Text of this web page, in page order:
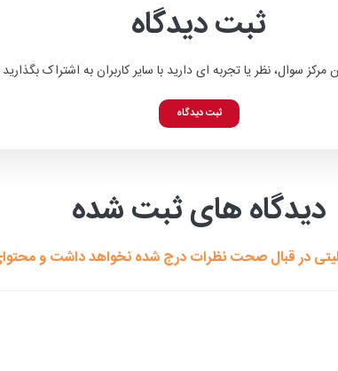
ثبت دیدگاه
مرکز سوال، نظر یا تجربه ای دارید با سایر کاربران به اشتراک بگذارید
ثبت دیدگاه
دیدگاه های ثبت شده
در قبال صحت نظرات درج شده نخواهد داشت و